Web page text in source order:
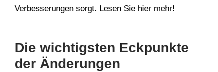
Verbesserungen sorgt. Lesen Sie hier mehr!
Die wichtigsten Eckpunkte
der Änderungen